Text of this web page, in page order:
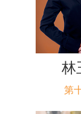
林
第